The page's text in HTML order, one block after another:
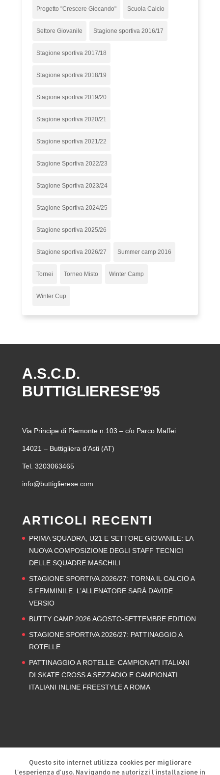
Progetto "Crescere Giocando" Scuola Calcio
Settore Giovanile Stagione sportiva 2016/17
Stagione sportiva 2017/18
Stagione sportiva 2018/19
Stagione sportiva 2019/20
Stagione sportiva 2020/21
Stagione sportiva 2021/22
Stagione Sportiva 2022/23
Stagione Sportiva 2023/24
Stagione Sportiva 2024/25
Stagione sportiva 2025/26
Stagione sportiva 2026/27 Summer camp 2016
Tornei Torneo Misto Winter Camp
Winter Cup
A.S.C.D.
BUTTIGLIERESE’95
Via Principe di Piemonte n.103 – c/o Parco Maffei
14021 – Buttigliera d’Asti (AT)
Tel. 3203063465
info@buttiglierese.com
ARTICOLI RECENTI
PRIMA SQUADRA, U21 E SETTORE GIOVANILE: LA
NUOVA COMPOSIZIONE DEGLI STAFF TECNICI
DELLE SQUADRE MASCHILI
STAGIONE SPORTIVA 2026/27: TORNA IL CALCIO A
5 FEMMINILE. L’ALLENATORE SARÀ DAVIDE
VERSIO
BUTTY CAMP 2026 AGOSTO-SETTEMBRE EDITION
STAGIONE SPORTIVA 2026/27: PATTINAGGIO A
ROTELLE
PATTINAGGIO A ROTELLE: CAMPIONATI ITALIANI
DI SKATE CROSS A SEZZADIO E CAMPIONATI
ITALIANI INLINE FREESTYLE A ROMA
Questo sito internet utilizza cookies per migliorare
l'esperienza d'uso. Navigando ne autorizzi l'installazione in